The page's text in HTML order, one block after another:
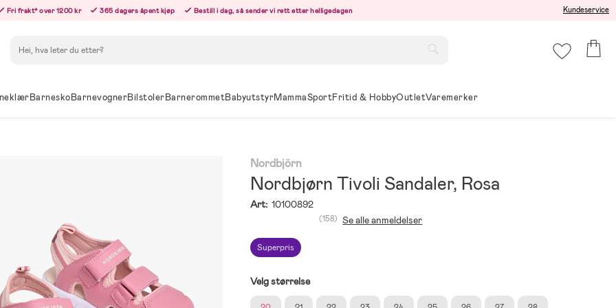
Fri frakt* over 1200 kr 365 dagers åpent kjøp Bestill i dag, så sender vi rett etter helligedagen Kundeservice
BarneskoBarnevognerBilstolerBarnerommetBabyutstyrMammaSportFritid & HobbyOutletVaremerker
Nordbjörn
Nordbjørn Tivoli Sandaler, Rosa
Art: 10100892
Superpris
(158) Se alle anmeldelser
Velg størrelse